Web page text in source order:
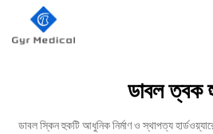
ডাবল ত্বক
ডাবল স্কিন হুকটি আধুনিক নির্মাণ ও স্থাপত্য